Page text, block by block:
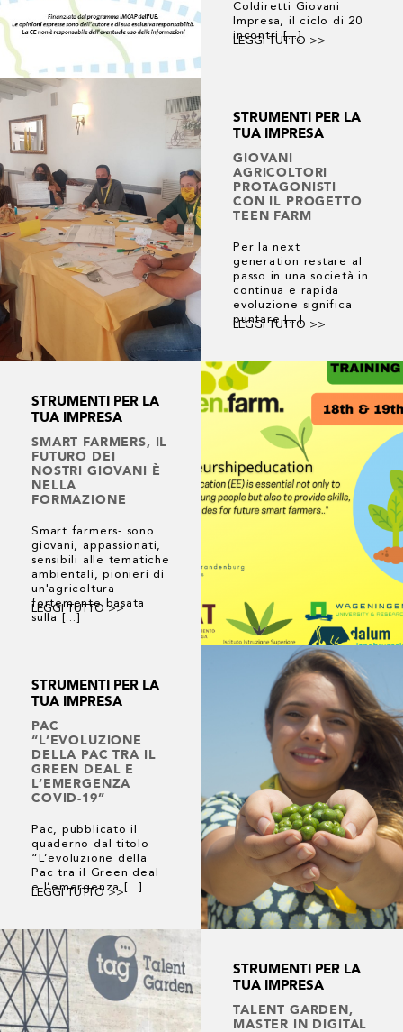
Coldiretti Giovani
Impresa, il ciclo di 20
incontri [...]
LEGGI TUTTO >>
STRUMENTI PER LA
TUA IMPRESA
GIOVANI
AGRICOLTORI
PROTAGONISTI
CON IL PROGETTO
TEEN FARM
Per la next
generation restare al
passo in una società in
continua e rapida
evoluzione significa
puntare [...]
LEGGI TUTTO >>
STRUMENTI PER LA
TUA IMPRESA
SMART FARMERS, IL
FUTURO DEI
NOSTRI GIOVANI È
NELLA
FORMAZIONE
Smart farmers- sono
giovani, appassionati,
sensibili alle tematiche
ambientali, pionieri di
un'agricoltura
fortemente basata
sulla [...]
LEGGI TUTTO >>
STRUMENTI PER LA
TUA IMPRESA
PAC
“L’EVOLUZIONE
DELLA PAC TRA IL
GREEN DEAL E
L’EMERGENZA
COVID-19”
Pac, pubblicato il
quaderno dal titolo
“L’evoluzione della
Pac tra il Green deal
e l’emergenza [...]
LEGGI TUTTO >>
STRUMENTI PER LA
TUA IMPRESA
TALENT GARDEN,
MASTER IN DIGITAL